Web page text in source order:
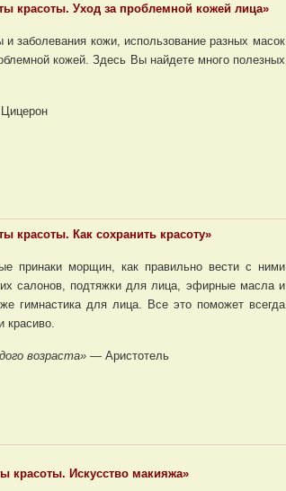
красоты. Уход за проблемной кожей лица»
заболевания кожи, использование разных масок
кожей. Здесь Вы найдете много полезных
красоты. Как сохранить красоту»
принаки морщин, как правильно вести с ними
салонов, подтяжки для лица, эфирные масла и
гимнастика для лица. Все это поможет всегда
красиво.
возраста»— Аристотель
красоты. Искусство макияжа»